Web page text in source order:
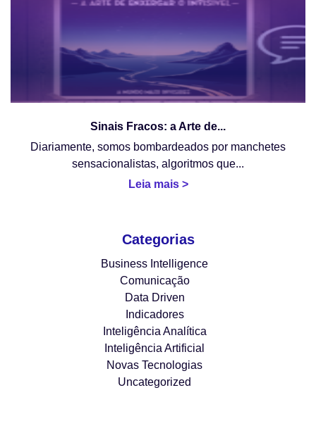
Sinais Fracos: a Arte de...
Diariamente, somos bombardeados por manchetes
sensacionalistas, algoritmos que...
Leia mais >
Categorias
Business Intelligence
Comunicação
Data Driven
Indicadores
Inteligência Analítica
Inteligência Artificial
Novas Tecnologias
Uncategorized